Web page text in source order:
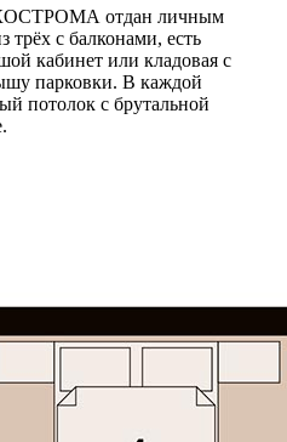
отдан личным
трёх с балконами, есть
кабинет или кладовая с
парковки. В каждой
потолок с брутальной